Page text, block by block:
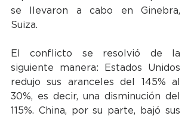
se llevaron a cabo en Ginebra,
Suiza.
El conflicto se resolvió de la
siguiente manera: Estados Unidos
redujo sus aranceles del 145% al
30%, es decir, una disminución del
115%. China, por su parte, bajó sus